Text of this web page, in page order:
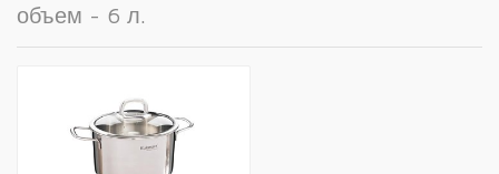
объем - 6 л.